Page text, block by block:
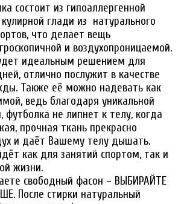
состоит из гипоаллергенной
глади из натурального
что делает вещь
и воздухопроницаемой.
идеальным решением для
отлично послужит в качестве
Также её можно надевать как
ведь благодаря уникальной
футболка не липнет к телу, когда
прочная ткань прекрасно
и даёт Вашему телу дышать.
как для занятий спортом, так и
жизни.
свободный фасон – ВЫБИРАЙТЕ
После стирки натуральный